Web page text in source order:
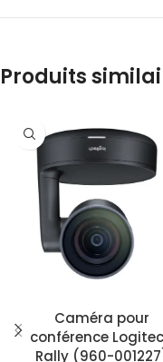
Produits
Caméra pour
conférence
Rally (960-